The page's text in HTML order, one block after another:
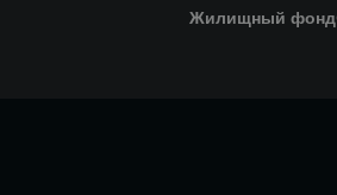
Жилищный фонд